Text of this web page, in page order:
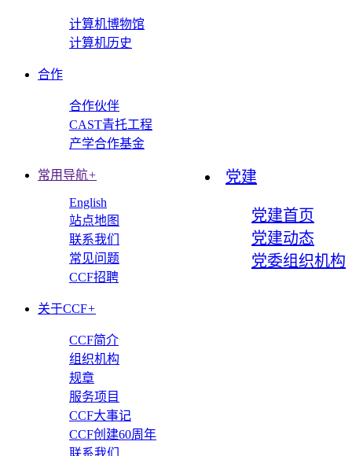
计算机博物馆
计算机历史
合作
合作伙伴
CAST青托工程
产学合作基金
党建
党建首页
党建动态
党委组织机构
常用导航+
English
站点地图
联系我们
常见问题
CCF招聘
关于CCF+
CCF简介
组织机构
规章
服务项目
CCF大事记
CCF创建60周年
联系我们